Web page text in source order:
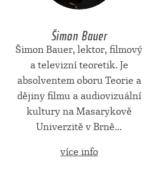
Šimon Bauer
Šimon Bauer, lektor, filmový
a televizní teoretik. Je
absolventem oboru Teorie a
dějiny filmu a audiovizuální
kultury na Masarykově
Univerzitě v Brně...
více info